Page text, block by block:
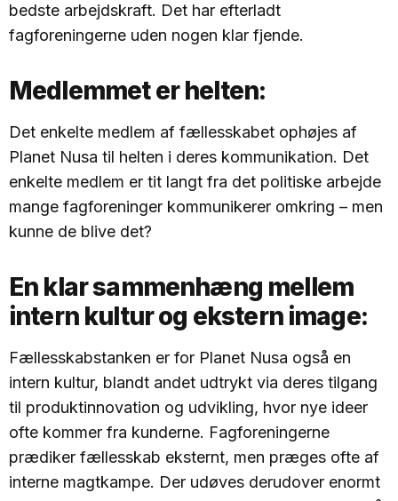
bedste arbejdskraft. Det har efterladt
fagforeningerne uden nogen klar fjende.
Medlemmet er helten:
Det enkelte medlem af fællesskabet ophøjes af
Planet Nusa til helten i deres kommunikation. Det
enkelte medlem er tit langt fra det politiske arbejde
mange fagforeninger kommunikerer omkring – men
kunne de blive det?
En klar sammenhæng mellem
intern kultur og ekstern image:
Fællesskabstanken er for Planet Nusa også en
intern kultur, blandt andet udtrykt via deres tilgang
til produktinnovation og udvikling, hvor nye ideer
ofte kommer fra kunderne. Fagforeningerne
prædiker fællesskab eksternt, men præges ofte af
interne magtkampe. Der udøves derudover enormt